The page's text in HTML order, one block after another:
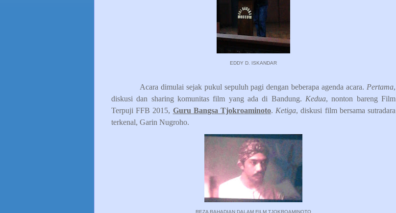
EDDY D. ISKANDAR
Acara dimulai sejak pukul sepuluh pagi dengan beberapa agenda acara. Pertama,
diskusi dan sharing komunitas film yang ada di Bandung. Kedua, nonton bareng Film
Terpuji FFB 2015, Guru Bangsa Tjokroaminoto. Ketiga, diskusi film bersama sutradara
terkenal, Garin Nugroho.
REZA RAHADIAN DALAM FILM TJOKROAMINOTO